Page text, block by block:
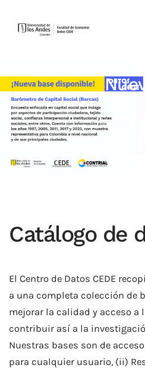
Skip to main content
Los datos
Catálogo de
El Centro de Datos CEDE
a una completa colección de
mejorar la calidad y acceso a
contribuir así a la
Nuestras bases son de
para cualquier usuario, (ii)